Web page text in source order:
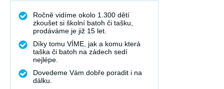
Ročně vidíme okolo 1.300 dětí
zkoušet si školní batoh či tašku,
prodáváme je již 15 let.
Díky tomu VÍME, jak a komu která
taška či batoh na zádech sedí
nejlépe.
Dovedeme Vám dobře poradit i na
dálku.